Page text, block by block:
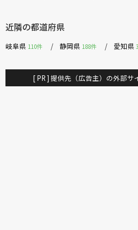
近隣の都道府県
岐阜県 110件 静岡県 188件 愛知県
[ PR ] 提供先（広告主）の外部サ